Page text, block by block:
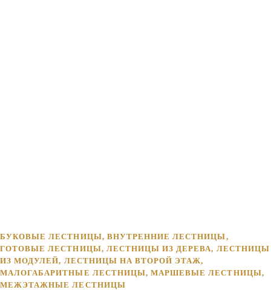
БУКОВЫЕ ЛЕСТНИЦЫ, ВНУТРЕННИЕ ЛЕСТНИЦЫ,
ГОТОВЫЕ ЛЕСТНИЦЫ, ЛЕСТНИЦЫ ИЗ ДЕРЕВА, ЛЕСТНИЦЫ
ИЗ МОДУЛЕЙ, ЛЕСТНИЦЫ НА ВТОРОЙ ЭТАЖ,
МАЛОГАБАРИТНЫЕ ЛЕСТНИЦЫ,МАРШЕВЫЕ ЛЕСТНИЦЫ,
МЕЖЭТАЖНЫЕ ЛЕСТНИЦЫ